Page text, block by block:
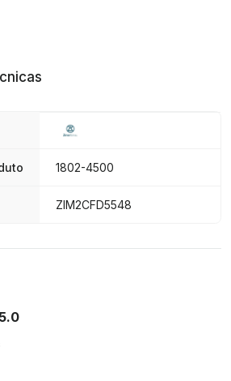
1802-4500
ZIM2CFD5548
5.0